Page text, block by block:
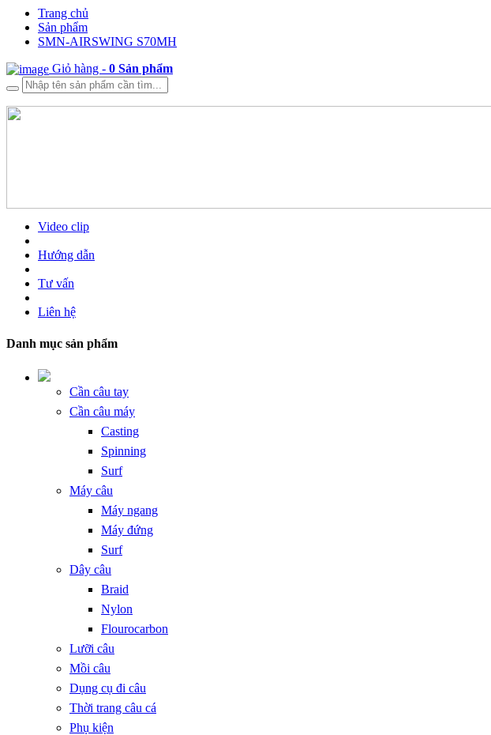
Trang chủ
Sản phẩm
SMN-AIRSWING S70MH
Giỏ hàng - 0 Sản phẩm
Video clip
Hướng dẫn
Tư vấn
Liên hệ
Danh mục sản phẩm
Cần câu tay
Cần câu máy
Casting
Spinning
Surf
Máy câu
Máy ngang
Máy đứng
Surf
Dây câu
Braid
Nylon
Flourocarbon
Lưỡi câu
Mồi câu
Dụng cụ đi câu
Thời trang câu cá
Phụ kiện